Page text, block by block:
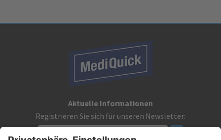
Aktuelle Informationen
Registrieren Sie sich für unseren Newsletter: